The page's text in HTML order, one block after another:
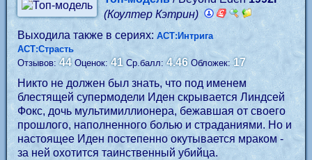
(Коултер Кэтрин)
Выходила также в сериях: АСТ:Интрига
АСТ:Страсть
Отзывов:44 Оценок:41 Ср.балл:4.46 Обложек:17
Никто не должен был знать, что под именем
блестящей супермодели Иден скрывается Линдсей
Фокс, дочь мультимиллионера, бежавшая от своего
прошлого, наполненного болью и страданиями. Но и
настоящее Иден постепенно окутывается мраком -
за ней охотится таинственный убийца.